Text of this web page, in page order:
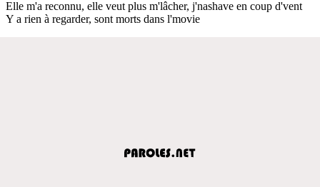
Elle m'a reconnu, elle veut plus m'lâcher, j'nashave en coup d'vent
Y a rien à regarder, sont morts dans l'movie